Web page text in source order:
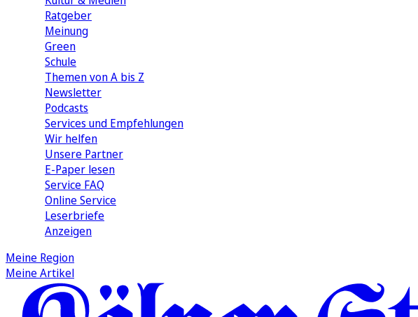
Ratgeber
Meinung
Green
Schule
Themen von A bis Z
Newsletter
Podcasts
Services und Empfehlungen
Wir helfen
Unsere Partner
E-Paper lesen
Service FAQ
Online Service
Leserbriefe
Anzeigen
Meine Region
Meine Artikel